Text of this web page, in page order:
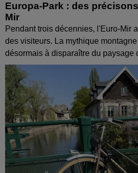
Europa-Park : des
Mir
Pendant trois décennies, l'Euro-Mir
des visiteurs. La mythique
désormais à disparaître du paysage